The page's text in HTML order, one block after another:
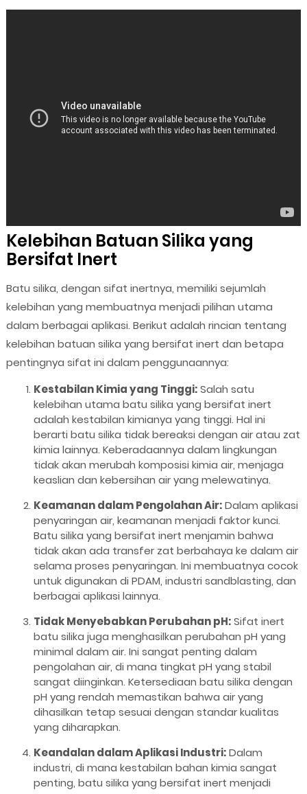
Kelebihan Batuan Silika yang
Bersifat Inert
Batu silika, dengan sifat inertnya, memiliki sejumlah
kelebihan yang membuatnya menjadi pilihan utama
dalam berbagai aplikasi. Berikut adalah rincian tentang
kelebihan batuan silika yang bersifat inert dan betapa
pentingnya sifat ini dalam penggunaannya:
Kestabilan Kimia yang Tinggi:Salah satu
kelebihan utama batu silika yang bersifat inert
adalah kestabilan kimianya yang tinggi. Hal ini
berarti batu silika tidak bereaksi dengan air atau zat
kimia lainnya. Keberadaannya dalam lingkungan
tidak akan merubah komposisi kimia air, menjaga
keaslian dan kebersihan air yang melewatinya.
Keamanan dalam Pengolahan Air:Dalam aplikasi
penyaringan air, keamanan menjadi faktor kunci.
Batu silika yang bersifat inert menjamin bahwa
tidak akan ada transfer zat berbahaya ke dalam air
selama proses penyaringan. Ini membuatnya cocok
untuk digunakan di PDAM, industri sandblasting, dan
berbagai aplikasi lainnya.
Tidak Menyebabkan Perubahan pH:Sifat inert
batu silika juga menghasilkan perubahan pH yang
minimal dalam air. Ini sangat penting dalam
pengolahan air, di mana tingkat pH yang stabil
sangat diinginkan. Ketersediaan batu silika dengan
pH yang rendah memastikan bahwa air yang
dihasilkan tetap sesuai dengan standar kualitas
yang diharapkan.
Keandalan dalam Aplikasi Industri:Dalam
industri, di mana kestabilan bahan kimia sangat
penting, batu silika yang bersifat inert menjadi